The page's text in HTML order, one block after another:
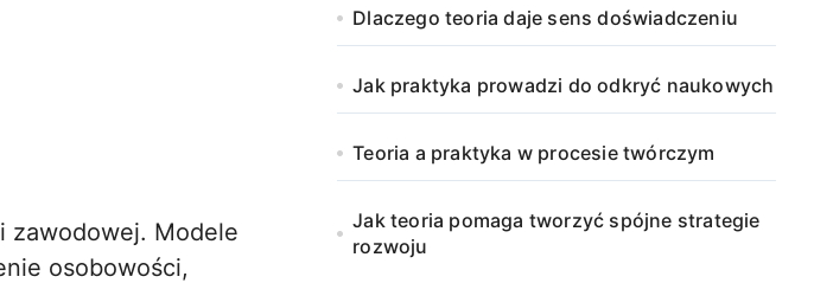
zawodowej. Modele
osobowości,
Dlaczego teoria daje sens doświadczeniu
Jak praktyka prowadzi do odkryć naukowych
Teoria a praktyka w procesie twórczym
Jak teoria pomaga tworzyć spójne strategie
rozwoju